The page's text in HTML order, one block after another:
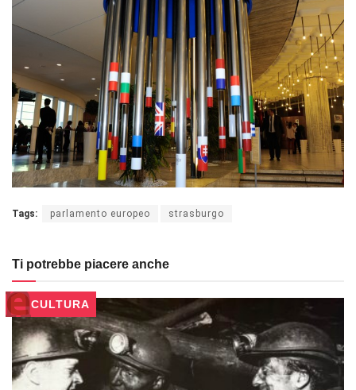
Tags: parlamento europeo strasburgo
Ti potrebbe piacere anche
CULTURA